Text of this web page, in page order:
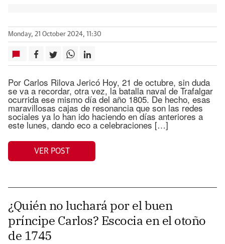
Monday, 21 October 2024, 11:30
Por Carlos Rilova Jericó Hoy, 21 de octubre, sin duda
se va a recordar, otra vez, la batalla naval de Trafalgar
ocurrida ese mismo día del año 1805. De hecho, esas
maravillosas cajas de resonancia que son las redes
sociales ya lo han ido haciendo en días anteriores a
este lunes, dando eco a celebraciones […]
VER POST
¿Quién no luchará por el buen
príncipe Carlos? Escocia en el otoño
de 1745